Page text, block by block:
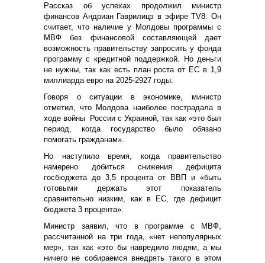
Рассказ об успехах продолжил министр
финансов Андриан Гаврилицэ в эфире TV8. Он
считает, что наличие у Молдовы программы с
МВФ без финансовой составляющей дает
возможность правительству запросить у фонда
программу с кредитной поддержкой. Но деньги
не нужны, так как есть план роста от ЕС в 1,9
миллиарда евро на 2025-2927 годы.
Говоря о ситуации в экономике, министр
отметил, что Молдова наиболее пострадала в
ходе войны России с Украиной, так как «это был
период, когда государство было обязано
помогать гражданам».
Но наступило время, когда правительство
намерено добиться снижения дефицита
госбюджета до 3,5 процента от ВВП и «быть
готовыми держать этот показатель
сравнительно низким, как в ЕС, где дефицит
бюджета 3 процента».
Министр заявил, что в программе с МВФ,
рассчитанной на три года, «нет непопулярных
мер», так как «это бы навредило людям, а мы
ничего не собираемся внедрять такого в этом